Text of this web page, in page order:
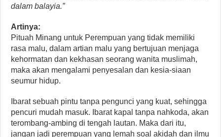
dalam balayia.”
Artinya:
Pituah Minang untuk Perempuan yang tidak memiliki
rasa malu, dalam artian malu yang bertujuan menjaga
kehormatan dan kekhasan seorang wanita muslimah,
maka akan mengalami penyesalan dan kesia-siaan
seumur hidup.
Ibarat sebuah pintu tanpa pengunci yang kuat, sehingga
pencuri mudah masuk. Ibarat kapal tanpa nahkoda, akan
terombang-ambing di tengah lautan. Maka dari itu,
jangan jadi perempuan yang lemah soal akidah dan ilmu